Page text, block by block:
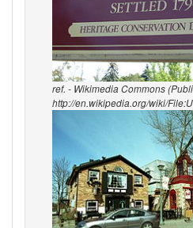
ref. - Wikimedia Commons
http://en.wikipedia.org/wiki/